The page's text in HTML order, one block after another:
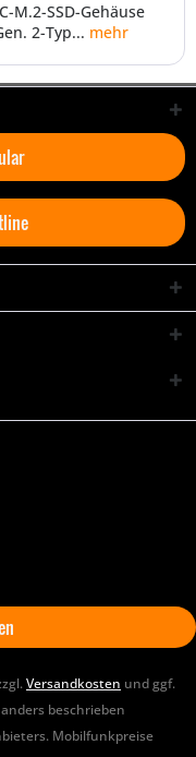
M.2-SSD-Gehäuse
2-Typ... mehr
Versandkosten und ggf.
beschrieben
Mobilfunkpreise